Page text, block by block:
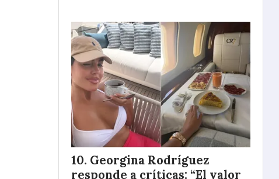
Georgina Rodríguez
responde a críticas: “El valor